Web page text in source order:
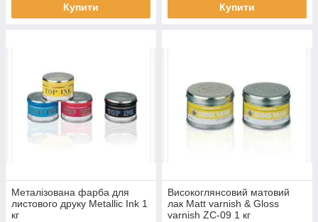
Купити Купити
Металізована фарба для
листового друку Metallic Ink 1
кг
Високоглянсовий матовий
лак Matt varnish & Gloss
varnish ZC-09 1 кг